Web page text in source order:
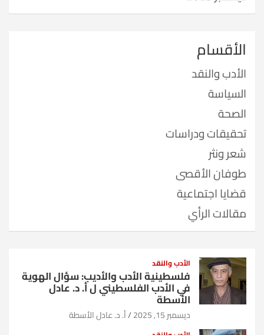
الأقسام
الأدب والنقد
السياسة
الصحة
تحقيقات ودراسات
شعر ونثر
طوفان الأقصى
قضايا اجتماعية
مقالات الرأي
الأدب والنقد
فلسطينية الأدب والأديب: سؤال الهوية
في الأدب الفلسطيني ل أ. د. عادل
الأسطة
ديسمبر 15, 2025 أ. د. عادل الأسطة